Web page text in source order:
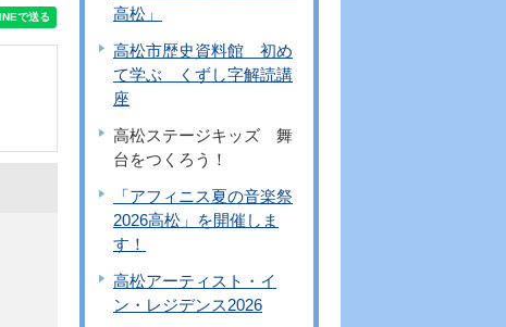
高松」
高松市歴史資料館 初め
て学ぶ くずし字解読講
座
高松ステージキッズ 舞
台をつくろう！
「アフィニス夏の音楽祭
2026高松」を開催しま
す！
高松アーティスト・イ
ン・レジデンス2026